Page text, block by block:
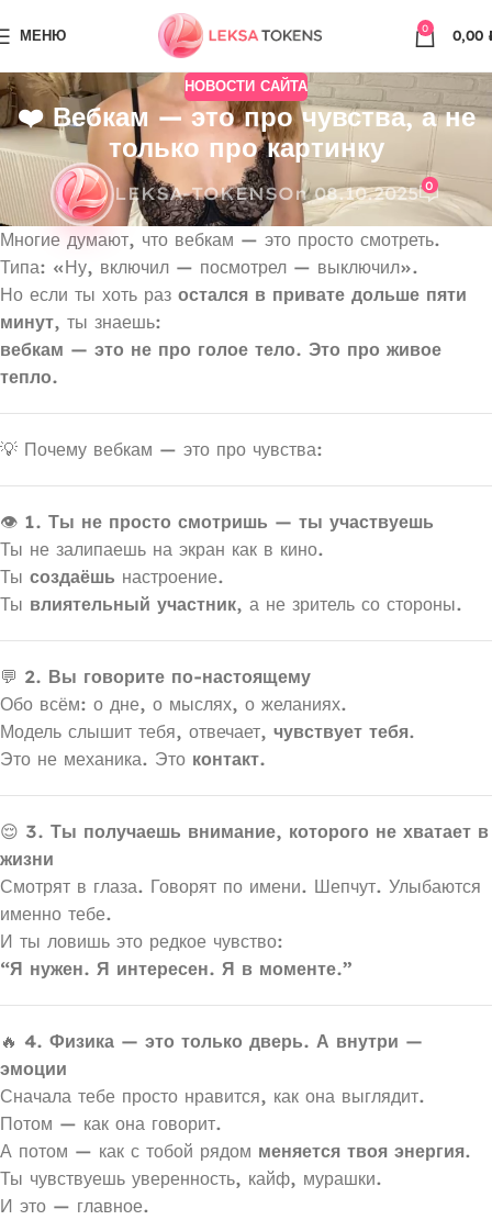
МЕНЮ 0 0,00
НОВОСТИ САЙТА
❤️ Вебкам — это про чувства, а не
только про картинку
LEKSA-TOKENSOn 08.10.2025 0
Многие думают, что вебкам — это просто смотреть.
Типа: «Ну, включил — посмотрел — выключил».
Но если ты хоть раз остался в привате дольше пяти
минут, ты знаешь:
вебкам — это не про голое тело. Это про живое
тепло.
💡 Почему вебкам — это про чувства:
👁 1. Ты не просто смотришь — ты участвуешь
Ты не залипаешь на экран как в кино.
Ты создаёшь настроение.
Ты влиятельный участник, а не зритель со стороны.
💬 2. Вы говорите по-настоящему
Обо всём: о дне, о мыслях, о желаниях.
Модель слышит тебя, отвечает, чувствует тебя.
Это не механика. Это контакт.
😌 3. Ты получаешь внимание, которого не хватает в
жизни
Смотрят в глаза. Говорят по имени. Шепчут. Улыбаются
именно тебе.
И ты ловишь это редкое чувство:
“Я нужен. Я интересен. Я в моменте.”
🔥 4. Физика — это только дверь. А внутри —
эмоции
Сначала тебе просто нравится, как она выглядит.
Потом — как она говорит.
А потом — как с тобой рядом меняется твоя энергия.
Ты чувствуешь уверенность, кайф, мурашки.
И это — главное.